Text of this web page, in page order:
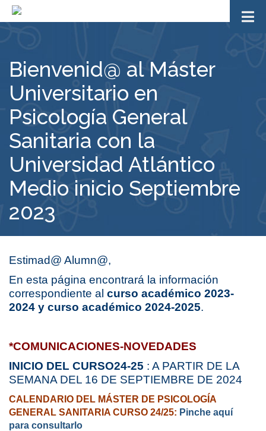
Bienvenid@ al Máster
Universitario en
Psicología General
Sanitaria con la
Universidad Atlántico
Medio inicio Septiembre
2023
Estimad@ Alumn@,
En esta página encontrará la información
correspondiente al curso académico 2023-
2024 y curso académico 2024-2025.
*COMUNICACIONES-NOVEDADES
INICIO DEL CURSO24-25 : A PARTIR DE LA
SEMANA DEL 16 DE SEPTIEMBRE DE 2024
CALENDARIO DEL MÁSTER DE PSICOLOGÍA
GENERAL SANITARIA CURSO 24/25: Pinche aquí
para consultarlo